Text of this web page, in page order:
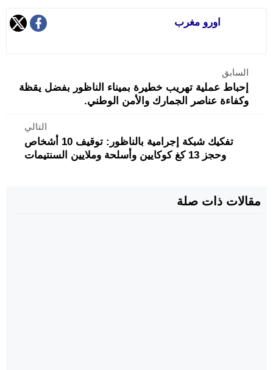
اورو مغرب
السابق
إحباط عملية تهريب خطيرة بميناء الناظور بفضل يقظة
وكفاءة عناصر الجمارك والأمن الوطني.
التالي
تفكيك شبكة إجرامية بالناظور: توقيف 10 أشخاص
وحجز 13 كغ كوكايين وأسلحة وملايين السنتيمات
مقالات ذات صلة